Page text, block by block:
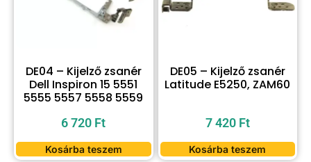
DE04 – Kijelző zsanér
Dell Inspiron 15 5551
5555 5557 5558 5559
6 720 Ft
Kosárba teszem
DE05 – Kijelző zsanér
Latitude E5250, ZAM60
7 420 Ft
Kosárba teszem